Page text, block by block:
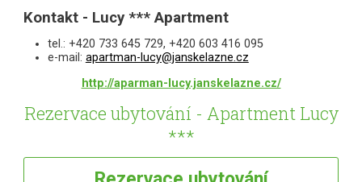
Kontakt - Lucy *** Apartment
tel.: +420 733 645 729, +420 603 416 095
e-mail: apartman-lucy@janskelazne.cz
http://aparman-lucy.janskelazne.cz/
Rezervace ubytování - Apartment Lucy
***